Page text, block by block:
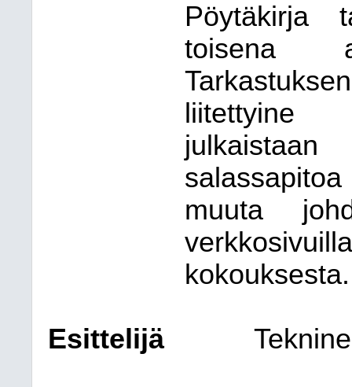
Pöytäkirja
toisena
liitettyine
muuta
kokouksesta.
Esittelijä